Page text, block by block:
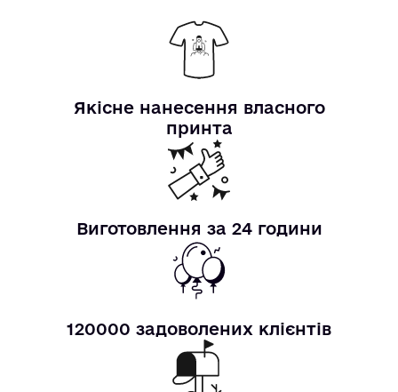
Якісне нанесення власного
принта
Виготовлення за 24 години
120000 задоволених клієнтів